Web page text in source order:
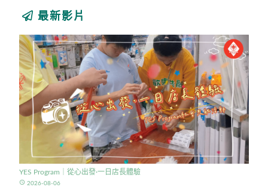
最新影片
YES Program｜從心出發·一日店長體驗
access_time 2026-08-06